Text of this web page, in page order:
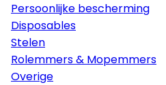
Persoonlijke bescherming
Disposables
Stelen
Rolemmers & Mopemmers
Overige